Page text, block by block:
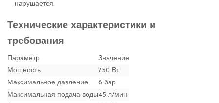
нарушается.
Технические характеристики и
требования
Параметр
Значение
Мощность
750 Вт
Максимальное давление
8 бар
Максимальная подача воды45 л/мин